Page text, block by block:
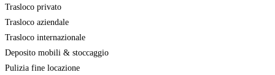
Trasloco privato
Trasloco aziendale
Trasloco internazionale
Deposito mobili & stoccaggio
Pulizia fine locazione